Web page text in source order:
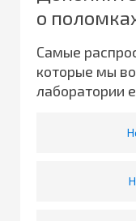
о
Самые
которые мы
лаборатории